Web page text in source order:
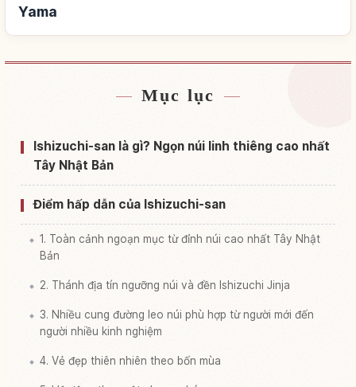
Yama
Tìm chỗ ở gần Núi Ishizuchi Yama
Tìm trải nghiệm tại Núi Ishizuchi Yama↗
Mục lục
Ishizuchi-san là gì? Ngọn núi linh thiêng cao nhất
Tây Nhật Bản
Điểm hấp dẫn của Ishizuchi-san
1. Toàn cảnh ngoạn mục từ đỉnh núi cao nhất Tây Nhật
Bản
2. Thánh địa tín ngưỡng núi và đền Ishizuchi Jinja
3. Nhiều cung đường leo núi phù hợp từ người mới đến
người nhiều kinh nghiệm
4. Vẻ đẹp thiên nhiên theo bốn mùa